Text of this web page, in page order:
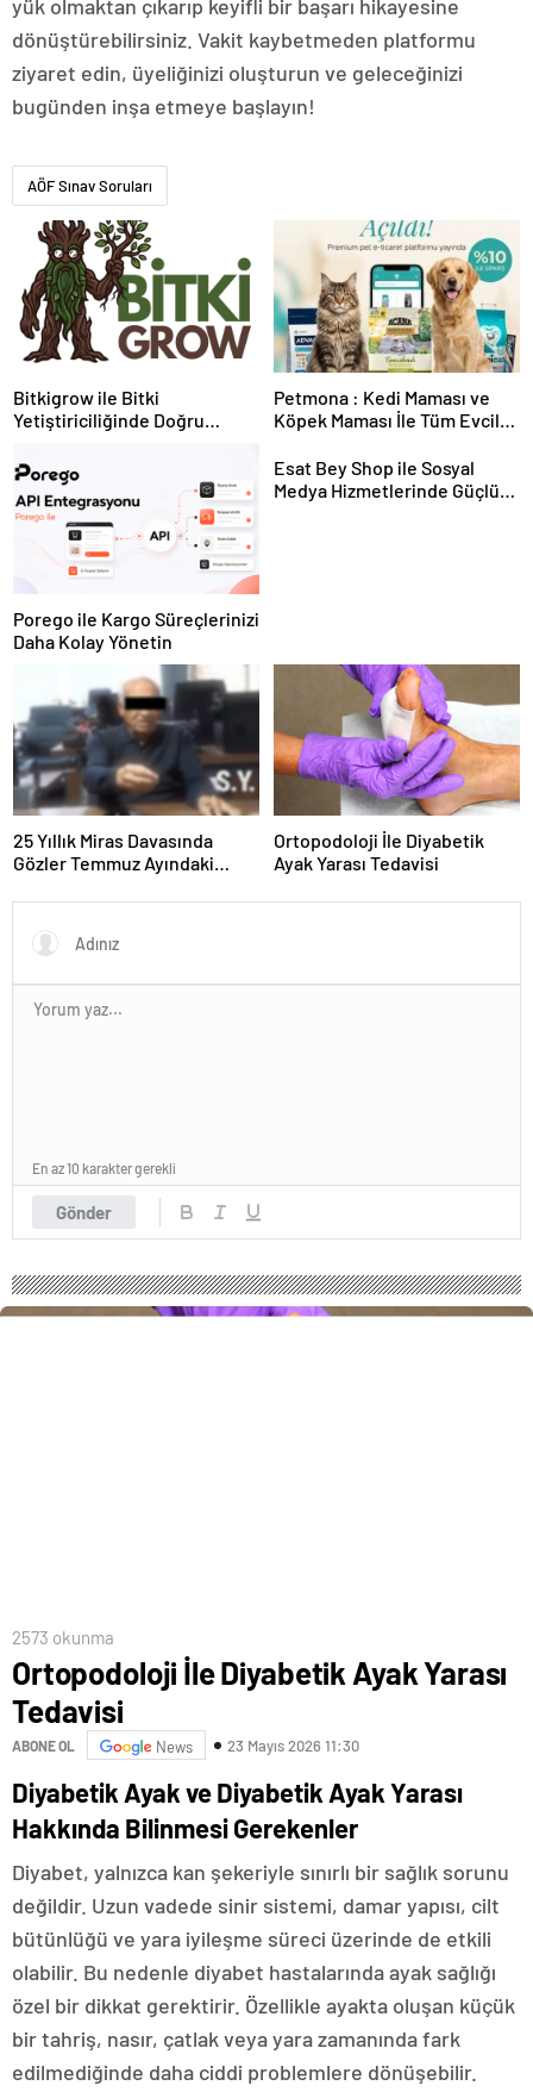
yük olmaktan çıkarıp keyifli bir başarı hikayesine
dönüştürebilirsiniz. Vakit kaybetmeden platformu
ziyaret edin, üyeliğinizi oluşturun ve geleceğinizi
bugünden inşa etmeye başlayın!
AÖF Sınav Soruları
Bitkigrow ile Bitki
Yetiştiriciliğinde Doğru
Petmona : Kedi Maması ve
Köpek Maması İle Tüm Evcil
Porego ile Kargo Süreçlerinizi
Daha Kolay Yönetin
Esat Bey Shop ile Sosyal
Medya Hizmetlerinde Güçlü
25 Yıllık Miras Davasında
Gözler Temmuz Ayındaki
Ortopodoloji İle Diyabetik
Ayak Yarası Tedavisi
Gönder
En az 10 karakter gerekli
2573 okunma
Ortopodoloji İle Diyabetik Ayak Yarası
Tedavisi
ABONE OL News 23 Mayıs 2026 11:30
Diyabetik Ayak ve Diyabetik Ayak Yarası
Hakkında Bilinmesi Gerekenler
Diyabet, yalnızca kan şekeriyle sınırlı bir sağlık sorunu
değildir. Uzun vadede sinir sistemi, damar yapısı, cilt
bütünlüğü ve yara iyileşme süreci üzerinde de etkili
olabilir. Bu nedenle diyabet hastalarında ayak sağlığı
özel bir dikkat gerektirir. Özellikle ayakta oluşan küçük
bir tahriş, nasır, çatlak veya yara zamanında fark
edilmediğinde daha ciddi problemlere dönüşebilir.